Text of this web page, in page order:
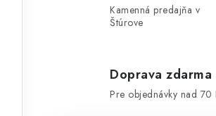
Kamenná predajňa v
Štúrove
Doprava zdarma
Pre objednávky nad 70